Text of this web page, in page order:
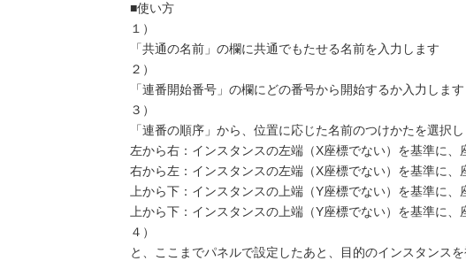
■使い方
１）
「共通の名前」の欄に共通でもたせる名前を入力します
２）
「連番開始番号」の欄にどの番号から開始するか入力します
３）
「連番の順序」から、位置に応じた名前のつけかたを選択し
左から右：インスタンスの左端（X座標でない）を基準に
右から左：インスタンスの左端（X座標でない）を基準に
上から下：インスタンスの上端（Y座標でない）を基準に
上から下：インスタンスの上端（Y座標でない）を基準に
４）
と、ここまでパネルで設定したあと、目的のインスタンスを